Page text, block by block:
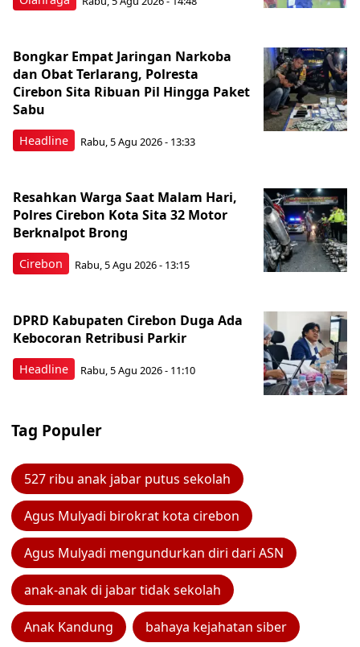
Headline
Bongkar Empat Jaringan Narkoba
dan Obat Terlarang, Polresta
Cirebon Sita Ribuan Pil Hingga Paket
Sabu
Rabu, 5 Agu 2026 - 13:33
Cirebon
Resahkan Warga Saat Malam Hari,
Polres Cirebon Kota Sita 32 Motor
Berknalpot Brong
Rabu, 5 Agu 2026 - 13:15
Headline
DPRD Kabupaten Cirebon Duga Ada
Kebocoran Retribusi Parkir
Rabu, 5 Agu 2026 - 11:10
Tag Populer
527 ribu anak jabar putus sekolah
Agus Mulyadi birokrat kota cirebon
Agus Mulyadi mengundurkan diri dari ASN
anak-anak di jabar tidak sekolah
Anak Kandung bahaya kejahatan siber